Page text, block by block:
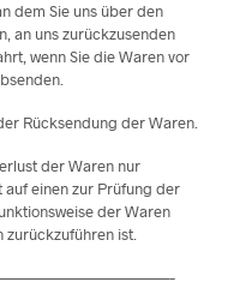
dem Sie uns über den
an uns zurückzusenden
wenn Sie die Waren vor
Rücksendung der Waren.
der Waren nur
einen zur Prüfung der
der Waren
ist.